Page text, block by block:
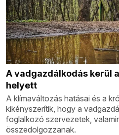
A vadgazdálkodás kerül
helyett
A klímaváltozás hatásai és a
kikényszerítik, hogy a
foglalkozó szervezetek,
összedolgozzanak.